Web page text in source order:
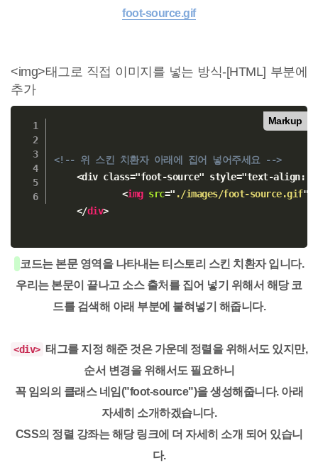
foot-source.gif
<img>태그로 직접 이미지를 넣는 방식-[HTML] 부분에
추가
Markup
<!-- 위 스킨 치환자 아래에 집어 넣어주세요 -->
<img src=" ./images/foot-source.gif"
</div>
코드는 본문 영역을 나타내는 티스토리 스킨 치환자 입니다.
우리는 본문이 끝나고 소스 출처를 집어 넣기 위해서 해당 코
드를 검색해 아래 부분에 붙혀넣기 해줍니다.
<div> 태그를 지정 해준 것은 가운데 정렬을 위해서도 있지만,
순서 변경을 위해서도 필요하니
꼭 임의의 클래스 네임("foot-source")을 생성해줍니다. 아래
자세히 소개하겠습니다.
CSS의 정렬 강좌는 해당 링크에 더 자세히 소개 되어 있습니
다.